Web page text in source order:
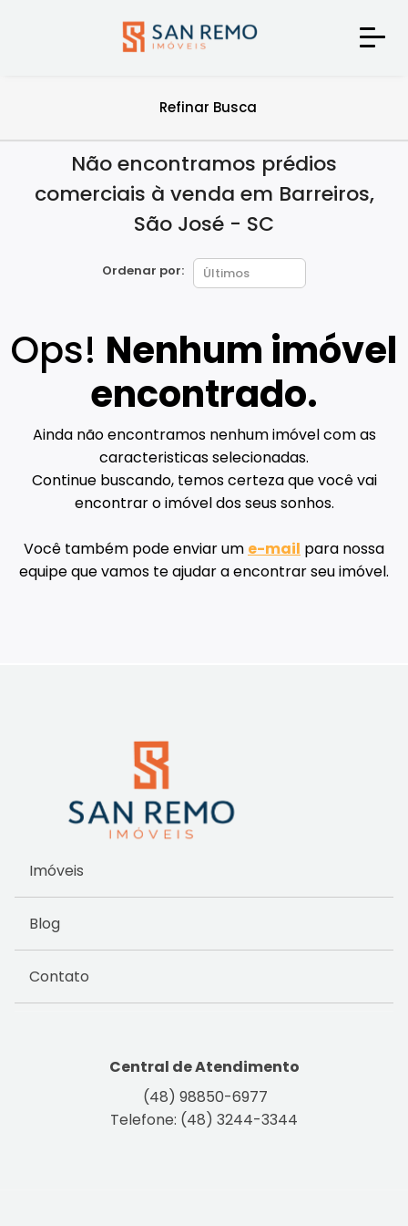
Refinar Busca
Não encontramos prédios
comerciais à venda em Barreiros,
São José - SC
Ordenar por:
Ops! Nenhum imóvel
encontrado.
Ainda não encontramos nenhum imóvel com as
caracteristicas selecionadas.
Continue buscando, temos certeza que você vai
encontrar o imóvel dos seus sonhos.
Você também pode enviar um e-mail para nossa
equipe que vamos te ajudar a encontrar seu imóvel.
Imóveis
Blog
Contato
Central de Atendimento
(48) 98850-6977
Telefone: (48) 3244-3344